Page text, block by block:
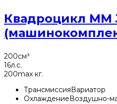
Квадроцикл MM
200см³
16л.с.
200max кг.
ТрансмиссияВариатор
ОхлаждениеВоздушно-